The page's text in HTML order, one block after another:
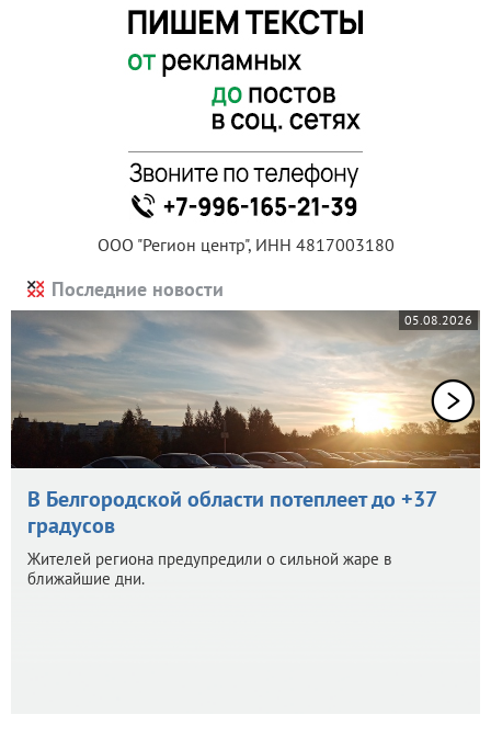
ООО "Регион центр", ИНН 4817003180
Последние новости
05.08.2026
В Белгородской области потеплеет до +37
градусов
Жителей региона предупредили о сильной жаре в
ближайшие дни.